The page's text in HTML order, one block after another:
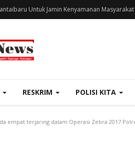
Untuk Jamin Kenyamanan Masyarakat
RESKRIM POLISI KITA
empat terjaring dalam Operasi Zebra 2017